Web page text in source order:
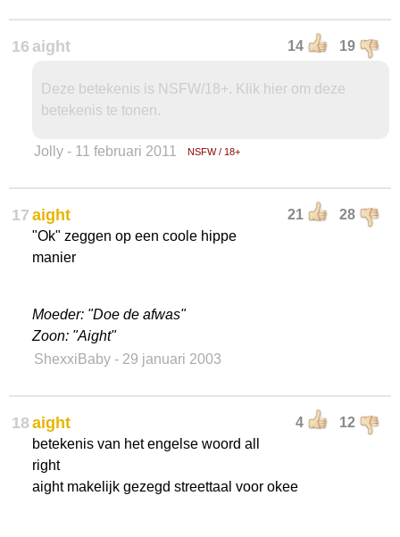
16 14 19
aight
Deze betekenis is NSFW/18+. Klik hier om deze
betekenis te tonen.
Jolly - 11 februari 2011 NSFW / 18+
17 21 28
aight
"Ok" zeggen op een coole hippe
manier
Moeder: "Doe de afwas"
Zoon: "Aight"
ShexxiBaby - 29 januari 2003
18 4 12
aight
betekenis van het engelse woord all
right
aight makelijk gezegd streettaal voor okee